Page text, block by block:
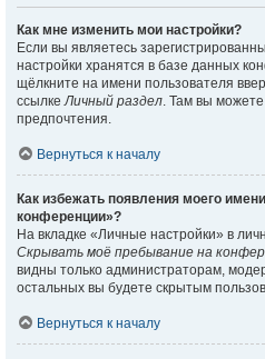
Как мне изменить мои настройки?
Если вы являетесь
настройки хранятся в базе данных
щёлкните на имени пользователя
ссылкеЛичный раздел. Там вы можете
предпочтения.
Вернуться к началу
Как избежать появления моего
конференции»?
На вкладке «Личные настройки» в
Скрывать моё пребывание на
видны только администраторам,
остальных вы будете скрытым
Вернуться к началу